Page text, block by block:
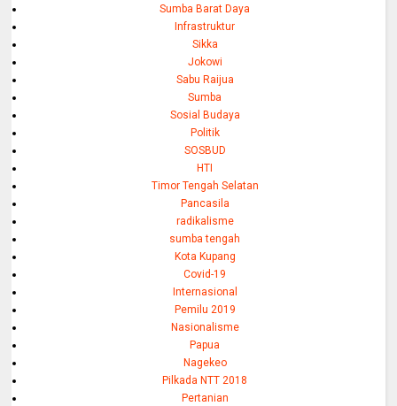
Sumba Barat Daya
Infrastruktur
Sikka
Jokowi
Sabu Raijua
Sumba
Sosial Budaya
Politik
SOSBUD
HTI
Timor Tengah Selatan
Pancasila
radikalisme
sumba tengah
Kota Kupang
Covid-19
Internasional
Pemilu 2019
Nasionalisme
Papua
Nagekeo
Pilkada NTT 2018
Pertanian